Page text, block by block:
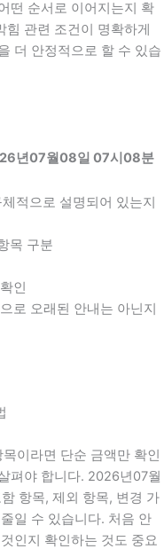
떤 순서로 이어지는지 확
힘 관련 조건이 명확하게
더 안정적으로 할 수 있습
년07월08일 07시08분
적으로 설명되어 있는지
목 구분
인
로 오래된 안내는 아닌지
이라면 단순 금액만 확인
펴야 합니다. 2026년07월
항목, 제외 항목, 변경 가
일 수 있습니다. 처음 안
인지 확인하는 것도 중요